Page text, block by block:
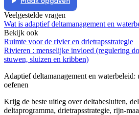
Veelgestelde vragen
Wat is adaptief deltamanagement en
Bekijk ook
Ruimte voor de rivier en drietrapsstrategie
Rivieren : menselijke invloed (regulering
stuwen, sluizen en kribben)
Adaptief deltamanagement en waterbeleid:
oefenen
Krijg de beste uitleg over deltabesluiten,
deltaprogramma, drietrapsstrategie, rijn-